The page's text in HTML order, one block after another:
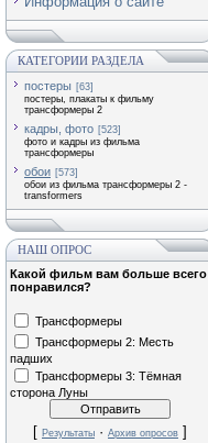
КАТЕГОРИИ РАЗДЕЛА
постеры [63]
постеры, плакаты к фильму
трансформеры 2
кадры, фото [523]
фото и кадры из фильма
трансформеры
обои [573]
обои из фильма трансформеры 2 -
transformers
НАШ ОПРОС
Какой фильм вам больше всего
понравился?
Трансформеры
Трансформеры 2: Месть
падших
Трансформеры 3: Тёмная
сторона Луны
[ Результаты · Архив опросов ]